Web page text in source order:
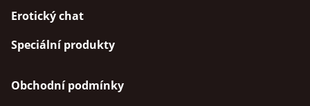
Erotický chat
Speciální produkty
Obchodní podmínky